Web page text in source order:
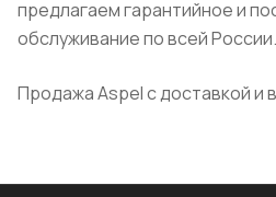
предлагаем гарантийное и
обслуживание по всей России.
Продажа Aspel с доставкой и